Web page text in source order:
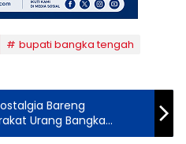
bupati bangka tengah
Bareng
Urang Bangka